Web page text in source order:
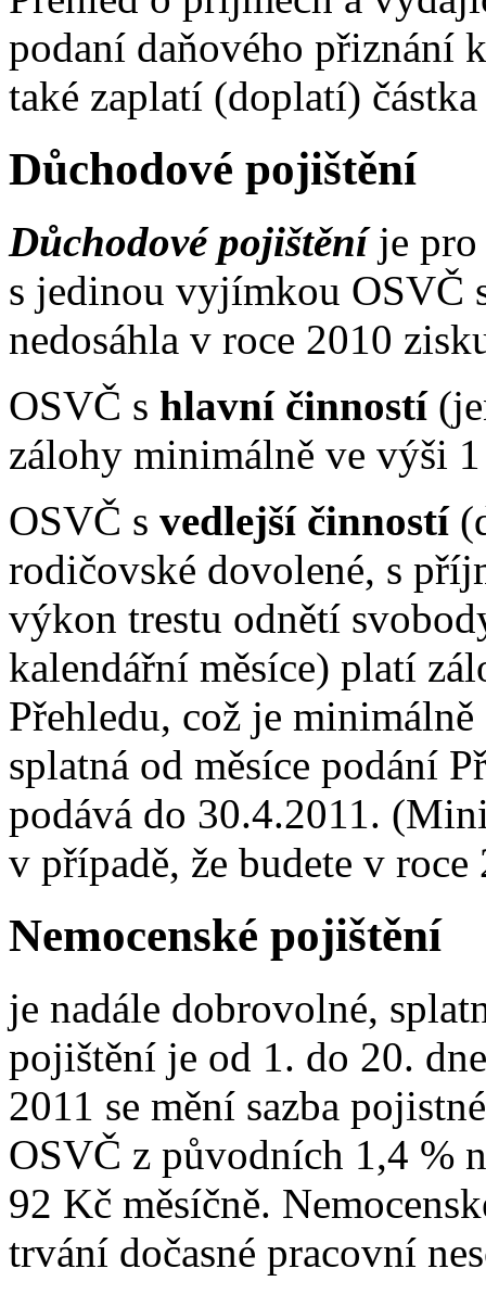
podaní daňového přiznání
také zaplatí (doplatí)
Důchodové pojištění
Důchodové pojištěníje pro
s jedinou vyjímkou OSVČ
nedosáhla v roce 2010
OSVČ s hlavní činností
zálohy minimálně ve výši
OSVČ s vedlejší činností
rodičovské dovolené, s
výkon trestu odnětí
kalendářní měsíce) platí
Přehledu, což je
splatná od měsíce podání
podává do 30.4.2011.
v případě, že budete v roce
Nemocenské pojištění
je nadále dobrovolné,
pojištění je od 1. do 20.
2011 se mění sazba
OSVČ z původních 1,4 %
92 Kč měsíčně.
trvání dočasné pracovní